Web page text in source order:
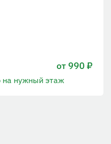
от 990 ₽
на нужный этаж